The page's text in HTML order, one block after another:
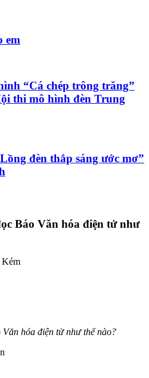
em
“Cá chép trông trăng”
thi mô hình đèn Trung
đèn thắp sáng ước mơ”
Báo Văn hóa điện tử như
Kém
hóa điện tử như thế nào?